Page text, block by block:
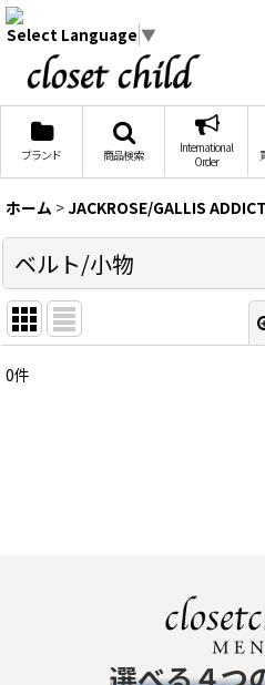
Select Language ▼
ブランド 商品検索
International
Order
ホーム > JACKROSE/GALLIS
ベルト/小物
表示数
0件
選べる４つ